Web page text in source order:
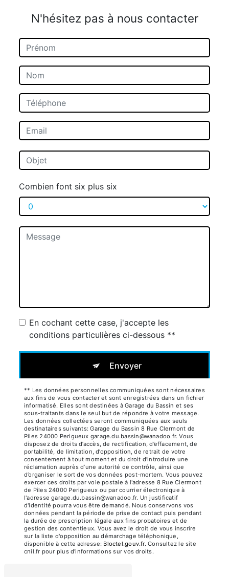
N'hésitez pas à nous contacter
Combien font six plus six
En cochant cette case, j'accepte les
conditions particulières ci-dessous **
Envoyer
** Les données personnelles communiquées sont nécessaires
aux fins de vous contacter et sont enregistrées dans un fichier
informatisé. Elles sont destinées à Garage du Bassin et ses
sous-traitants dans le seul but de répondre à votre message.
Les données collectées seront communiquées aux seuls
destinataires suivants: Garage du Bassin 8 Rue Clermont de
Piles 24000 Perigueux garage.du.bassin@wanadoo.fr. Vous
disposez de droits d’accès, de rectification, d’effacement, de
portabilité, de limitation, d’opposition, de retrait de votre
consentement à tout moment et du droit d’introduire une
réclamation auprès d’une autorité de contrôle, ainsi que
d’organiser le sort de vos données post-mortem. Vous pouvez
exercer ces droits par voie postale à l'adresse 8 Rue Clermont
de Piles 24000 Perigueux ou par courrier électronique à
l'adresse garage.du.bassin@wanadoo.fr. Un justificatif
d'identité pourra vous être demandé. Nous conservons vos
données pendant la période de prise de contact puis pendant
la durée de prescription légale aux fins probatoires et de
gestion des contentieux. Vous avez le droit de vous inscrire
sur la liste d'opposition au démarchage téléphonique,
disponible à cette adresse:
Bloctel.gouv.fr. Consultez le site
cnil.fr pour plus d’informations sur vos droits.